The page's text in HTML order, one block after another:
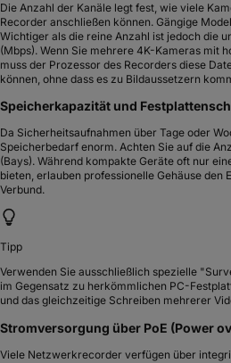
Die Anzahl der Kanäle legt fest, wie viele
Recorder anschließen können. Gängige
Wichtiger als die reine Anzahl ist jedoch die
(Mbps). Wenn Sie mehrere 4K-Kameras mit
muss der Prozessor des Recorders diese
können, ohne dass es zu Bildaussetzern
Speicherkapazität und
Da Sicherheitsaufnahmen über Tage oder
Speicherbedarf enorm. Achten Sie auf die
(Bays). Während kompakte Geräte oft nur
bieten, erlauben professionelle Gehäuse den
Verbund.
Tipp
Verwenden Sie ausschließlich spezielle
im Gegensatz zu herkömmlichen PC-
und das gleichzeitige Schreiben mehrerer
Stromversorgung über PoE (Power
Viele Netzwerkrecorder verfügen über